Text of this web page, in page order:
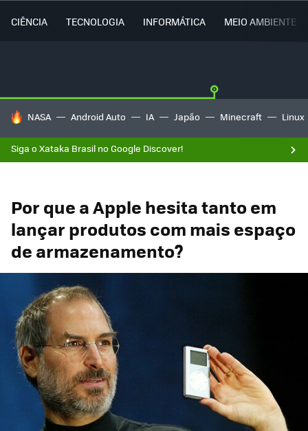
CIÊNCIA TECNOLOGIA INFORMÁTICA MEIO AMBIENTE
TENDÊNCIAS DO DIA
NASA Android Auto IA Japão Minecraft Linux
Siga o Xataka Brasil no Google Discover!
Por que a Apple hesita tanto em
lançar produtos com mais espaço
de armazenamento?